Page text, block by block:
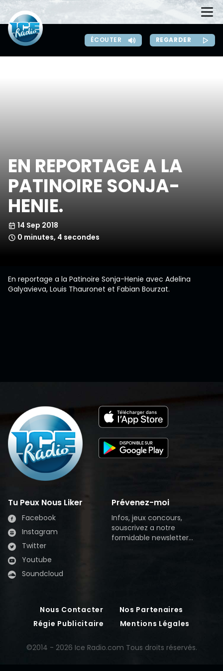
ÉCOUTER REGARDER
EN REPORTAGE A LA
PATINOIRE SONJA-
HENIE.
14 Sep 2018
0 minutes, 4 secondes
En reportage a la Patinoire Sonja-Henie avec Adelina
Galyavieva, Louis Thauronet et Fabian Bourzat.
Tu Peux Nous Liker
Facebook
Instagram
Twitter
Youtube
Soundcloud
Prévenez-moi
Infos, jeux concours,
souscrivez a notre
formidable newsletter...
Nous Contacter
Nos Partenaires
Régie Publicitaire
Mentions Légales
©2014 - 2026 Ice Radio.com Tous droits réservés.